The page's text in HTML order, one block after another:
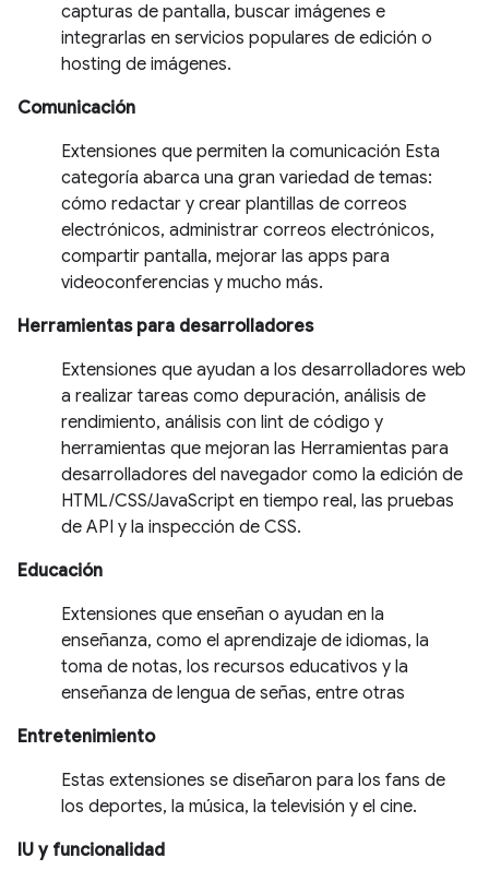
capturas de pantalla, buscar imágenes e
integrarlas en servicios populares de edición o
hosting de imágenes.
Comunicación
Extensiones que permiten la comunicación Esta
categoría abarca una gran variedad de temas:
cómo redactar y crear plantillas de correos
electrónicos, administrar correos electrónicos,
compartir pantalla, mejorar las apps para
videoconferencias y mucho más.
Herramientas para desarrolladores
Extensiones que ayudan a los desarrolladores web
a realizar tareas como depuración, análisis de
rendimiento, análisis con lint de código y
herramientas que mejoran las Herramientas para
desarrolladores del navegador como la edición de
HTML/CSS/JavaScript en tiempo real, las pruebas
de API y la inspección de CSS.
Educación
Extensiones que enseñan o ayudan en la
enseñanza, como el aprendizaje de idiomas, la
toma de notas, los recursos educativos y la
enseñanza de lengua de señas, entre otras
Entretenimiento
Estas extensiones se diseñaron para los fans de
los deportes, la música, la televisión y el cine.
IU y funcionalidad